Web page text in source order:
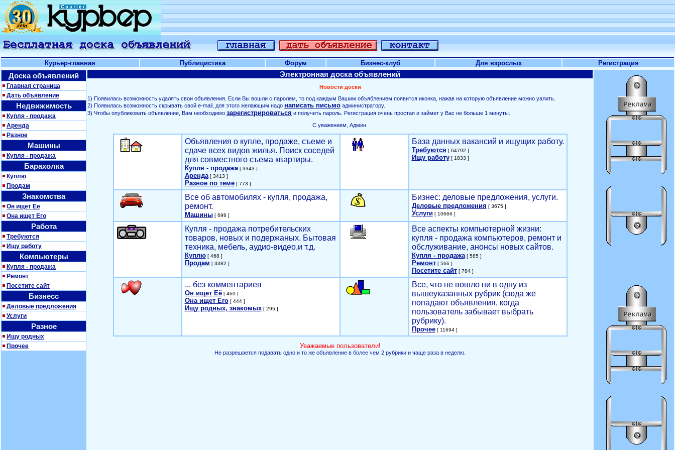
Курьер-главная Публицистика Форум Бизнес-клуб Для взрослых Регистрация
Доска объявлений
Главная страница
Дать объявление
Недвижимость
Купля - продажа
Аренда
Разное
Машины
Купля - продажа
Барахолка
Куплю
Продам
Знакомства
Он ищет Ее
Она ищет Его
Работа
Требуются
Ищу работу
Компьютеры
Купля - продажа
Ремонт
Посетите сайт
Бизнесс
Деловые предложения
Услуги
Разное
Ищу родных
Прочее
Электронная доска объявлений
Новости доски
1) Появилась возможность удалять свои объявления. Если Вы вошли с паролем, то под каждым Вашим объяблением появится иконка, нажав на которую объявление можно уалить.
2) Появилась возможность скрывать свой е-mail, для этого желающим надо написать письмо администратору.
3) Чтобы опубликовать объявление, Вам необходимо зарегистрироваться и получить пароль. Регистрация очень простая и займет у Вас не больше 1 минуты.
С уважением, Админ.
Объявления о купле, продаже, съеме и
сдаче всех видов жилья. Поиск соседей
для совместного съема квартиры.
Купля - продажа[ 3343 ]
Аренда[ 3413 ]
Разное по теме[ 773 ]
База данных вакансий и ищущих работу.
Требуются [ 64792 ]
Ищу работу[ 1833 ]
Все об автомобилях - купля, продажа,
ремонт.
Машины[ 698 ]
Бизнес: деловые предложения, услуги.
Деловые предложения [ 3675 ]
Услуги[ 10666 ]
Купля - продажа потребительских
товаров, новых и подержаных. Бытовая
техника, мебель, аудио-видео,и т.д.
Куплю[ 468 ]
Продам [ 3382 ]
Все аспекты компьютерной жизни:
купля - продажа компьютеров, ремонт и
обслуживание, анонсы новых сайтов.
Купля - продажа[ 585 ]
Ремонт[ 566 ]
Посетите сайт[ 784 ]
... без комментариев
Он ищет Её[ 460 ]
Она ищет Его[ 444 ]
Ищу родных, знакомых[ 295 ]
Все, что не вошло ни в одну из
вышеуказанных рубрик (сюда же
попадают объявления, когда
пользователь забывает выбрать
рубрику).
Прочее[ 11694 ]
Уважаемые пользователи!
Не разрешается подавать одно и то же объявление в более чем 2 рубрики и чаще раза в неделю.